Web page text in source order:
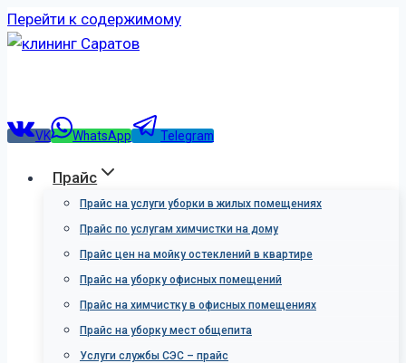
Перейти к содержимому
VK WhatsApp Telegram
Прайс
Прайс на услуги уборки в жилых помещениях
Прайс по услугам химчистки на дому
Прайс цен на мойку остеклений в квартире
Прайс на уборку офисных помещений
Прайс на химчистку в офисных помещениях
Прайс на уборку мест общепита
Услуги службы СЭС – прайс